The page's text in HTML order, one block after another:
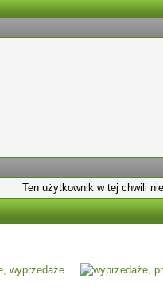
Ten użytkownik w tej chwili